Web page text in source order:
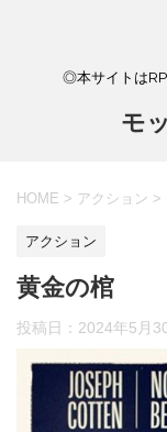
◎本サイトは
モ
HOME > アクション >
アクション
黄金の棺
投稿日： 2024年5月